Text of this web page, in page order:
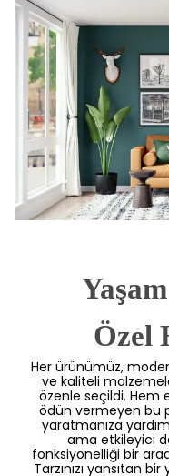
Özel
Her ürünümüz,
ve kaliteli
özenle seçildi. Hem
ödün vermeyen bu
yaratmanıza
ama etkileyici
fonksiyonelliği bir
Tarzınızı yansıtan